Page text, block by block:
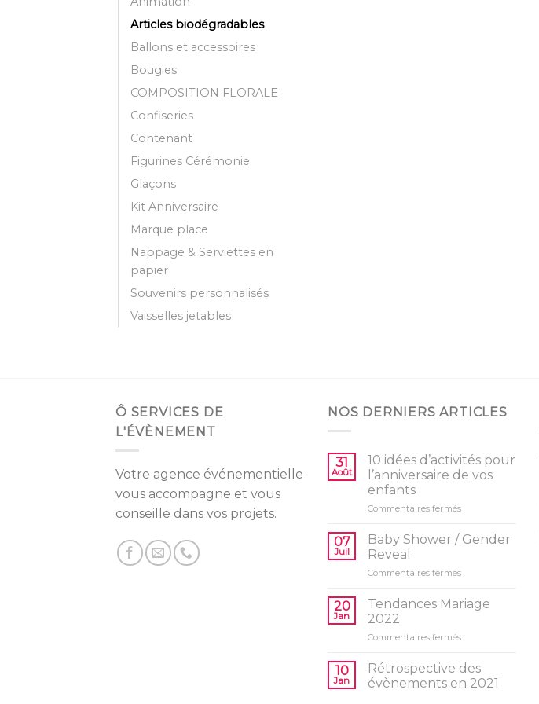
Articles biodégradables
Ballons et accessoires
Bougies
COMPOSITION FLORALE
Confiseries
Contenant
Figurines Cérémonie
Glaçons
Kit Anniversaire
Marque place
Nappage & Serviettes en
papier
Souvenirs personnalisés
Vaisselles jetables
Ô SERVICES DE
L'ÉVÈNEMENT
Votre agence événementielle
vous accompagne et vous
conseille dans vos projets.
NOS DERNIERS ARTICLES
31
Août
10 idées d’activités pour
l’anniversaire de vos
enfants
Commentaires ferméssur
idées
l’anniversaire
vos
07
Juil
Baby Shower / Gender
Reveal
Commentaires ferméssur
Shower
Reveal
20
Jan
Tendances Mariage
2022
Commentaires ferméssur
Mariage
2022
10
Jan
Rétrospective des
évènements en 2021